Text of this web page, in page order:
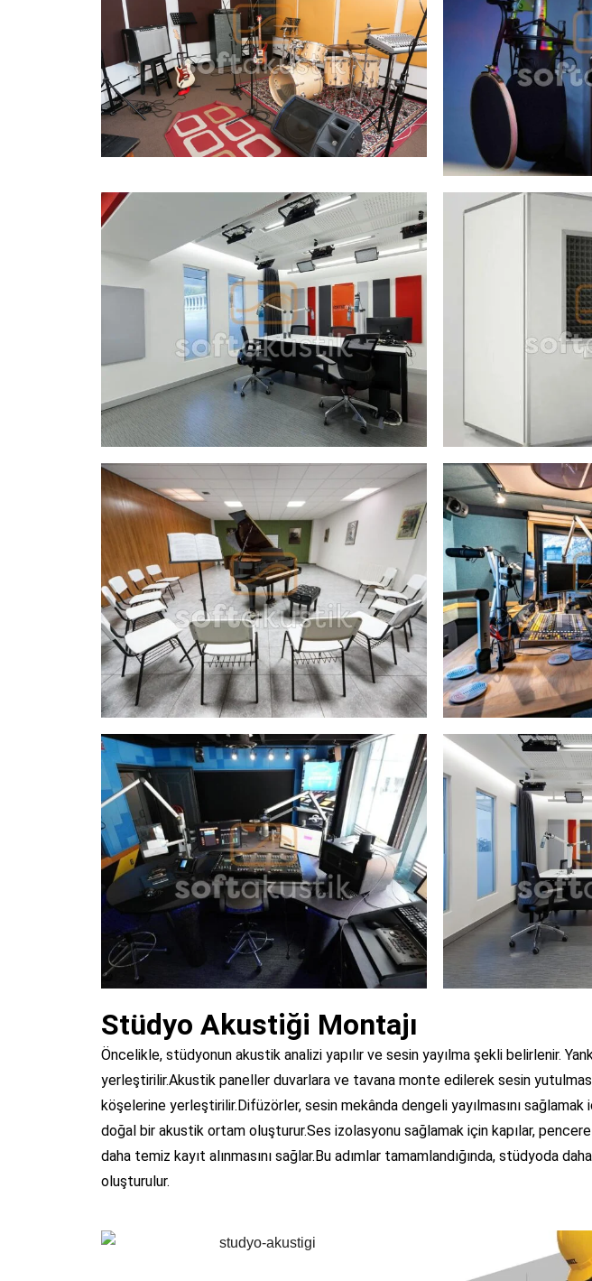
Stüdyo Akustiği Montajı
Öncelikle, stüdyonun akustik analizi yapılır ve sesin yayılma şekli belirlenir.
yerleştirilir.Akustik paneller duvarlara ve tavana monte edilerek sesin
köşelerine yerleştirilir.Difüzörler, sesin mekânda dengeli yayılmasını
doğal bir akustik ortam oluşturur.Ses izolasyonu sağlamak için kapılar,
daha temiz kayıt alınmasını sağlar.Bu adımlar tamamlandığında, stüdyoda
oluşturulur.